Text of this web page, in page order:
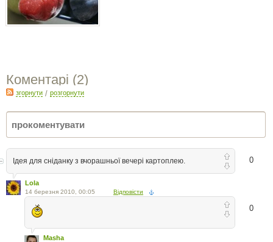
Коментарі (2)
згорнути / розгорнути
0
Ідея для сніданку з вчорашньої вечері картоплею.
Lola
14 березня 2010, 00:05 Відповісти
0
Masha